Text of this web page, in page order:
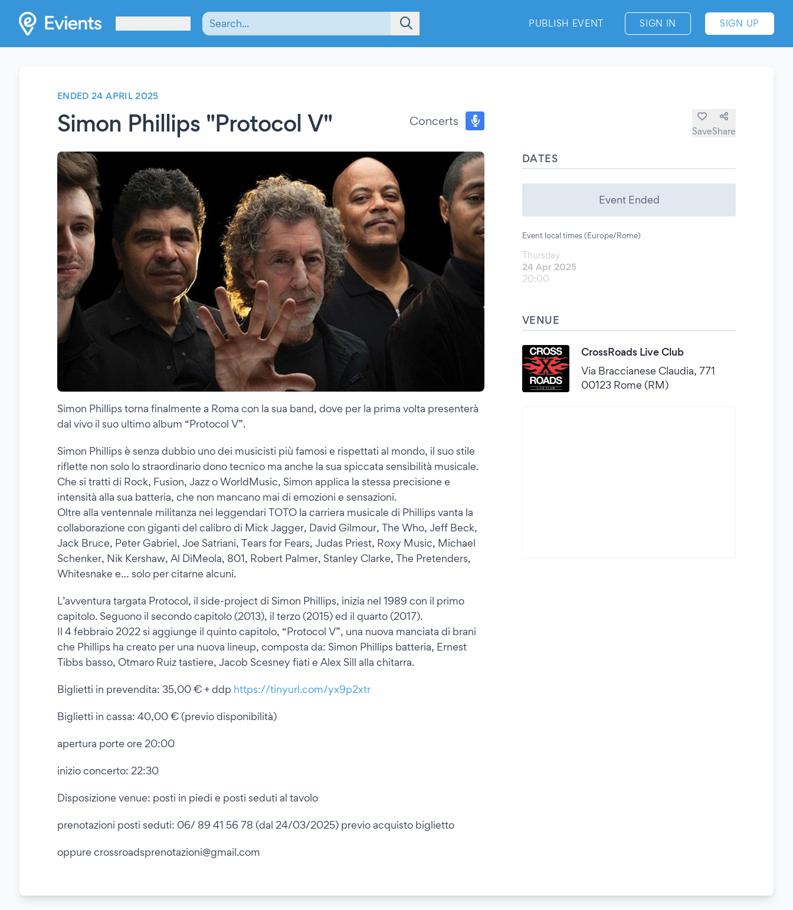
PUBLISH EVENT SIGN IN SIGN UP
ENDED 24 APRIL 2025
Simon Phillips "Protocol V" Concerts
SaveShare
Simon Phillips torna finalmente a Roma con la sua band, dove per la prima volta presenterà
dal vivo il suo ultimo album “Protocol V”.
Simon Phillips è senza dubbio uno dei musicisti più famosi e rispettati al mondo, il suo stile
riflette non solo lo straordinario dono tecnico ma anche la sua spiccata sensibilità musicale.
Che si tratti di Rock, Fusion, Jazz o WorldMusic, Simon applica la stessa precisione e
intensità alla sua batteria, che non mancano mai di emozioni e sensazioni.
Oltre alla ventennale militanza nei leggendari TOTO la carriera musicale di Phillips vanta la
collaborazione con giganti del calibro di Mick Jagger, David Gilmour, The Who, Jeff Beck,
Jack Bruce, Peter Gabriel, Joe Satriani, Tears for Fears, Judas Priest, Roxy Music, Michael
Schenker, Nik Kershaw, Al DiMeola, 801, Robert Palmer, Stanley Clarke, The Pretenders,
Whitesnake e… solo per citarne alcuni.
L’avventura targata Protocol, il side-project di Simon Phillips, inizia nel 1989 con il primo
capitolo. Seguono il secondo capitolo (2013), il terzo (2015) ed il quarto (2017).
Il 4 febbraio 2022 si aggiunge il quinto capitolo, “Protocol V”, una nuova manciata di brani
che Phillips ha creato per una nuova lineup, composta da: Simon Phillips batteria, Ernest
Tibbs basso, Otmaro Ruiz tastiere, Jacob Scesney fiati e Alex Sill alla chitarra.
Biglietti in prevendita: 35,00 € + ddp https://tinyurl.com/yx9p2xtr
Biglietti in cassa: 40,00 € (previo disponibilità)
apertura porte ore 20:00
inizio concerto: 22:30
Disposizione venue: posti in piedi e posti seduti al tavolo
prenotazioni posti seduti: 06/ 89 41 56 78 (dal 24/03/2025) previo acquisto biglietto
oppure crossroadsprenotazioni@gmail.com
DATES
Event Ended
Event local times (Europe/Rome)
Thursday
24 Apr 2025
20:00
VENUE
CrossRoads Live Club
Via Braccianese Claudia, 771
00123 Rome (RM)